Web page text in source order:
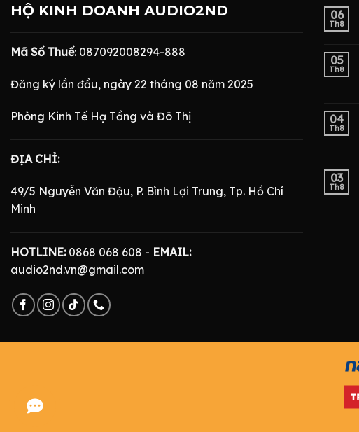
HỘ KINH DOANH AUDIO2ND
Mã Số Thuế: 087092008294-888
Đăng ký lần đầu, ngày 22 tháng 08 năm 2025
Phòng Kinh Tế Hạ Tầng và Đô Thị
ĐỊA CHỈ:
49/5 Nguyễn Văn Đậu, P. Bình Lợi Trung, Tp. Hồ Chí
Minh
HOTLINE:0868 068 608 - EMAIL:
audio2nd.vn@gmail.com
06
Th8
05
Th8
04
Th8
03
Th8